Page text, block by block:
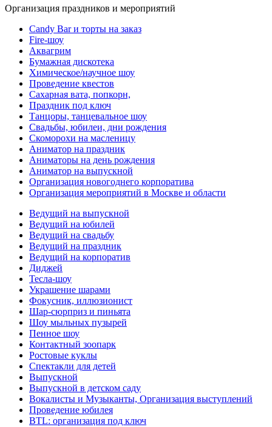
Организация праздников и мероприятий
Candy Bar и торты на заказ
Fire-шоу
Аквагрим
Бумажная дискотека
Химическое/научное шоу
Проведение квестов
Сахарная вата, попкорн,
Праздник под ключ
Танцоры, танцевальное шоу
Свадьбы, юбилеи, дни рождения
Скоморохи на масленицу
Аниматор на праздник
Аниматоры на день рождения
Аниматор на выпускной
Организация новогоднего корпоратива
Организация мероприятий в Москве и области
Ведущий на выпускной
Ведущий на юбилей
Ведущий на свадьбу
Ведущий на праздник
Ведущий на корпоратив
Диджей
Тесла-шоу
Украшение шарами
Фокусник, иллюзионист
Шар-сюрприз и пиньята
Шоу мыльных пузырей
Пенное шоу
Контактный зоопарк
Ростовые куклы
Спектакли для детей
Выпускной
Выпускной в детском саду
Вокалисты и Музыканты, Организация выступлений
Проведение юбилея
BTL: организация под ключ